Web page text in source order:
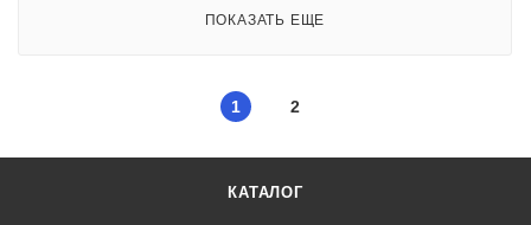
ПОКАЗАТЬ ЕЩЕ
1 2
КАТАЛОГ